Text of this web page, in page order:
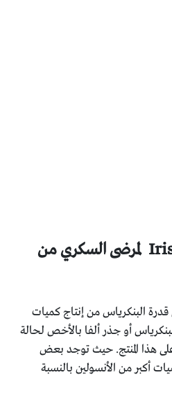
لمرضى السكري من
البنكرياس من إنتاج كميات
أو جذر ألفا بالأخص لحالة
هذا المنتج. حيث توجد بعض
أكبر من الأنسولين بالنسبة